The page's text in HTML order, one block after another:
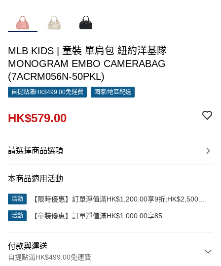
MLB KIDS | 童裝 單肩包 紐約洋基隊
MONOGRAM EMBO CAMERABAG
(7ACRM056N-50PKL)
自提點滿HK$499.00免運費 國家/地區配送
HK$579.00
請選擇商品選項
本商品適用活動
活動
【限時優惠】訂單淨值滿HK$1,200.00享9折;HK$2,500.00
活動
【童裝優惠】訂單淨值滿HK$1,000.00享85
付款與運送
自提點滿HK$499.00免運費